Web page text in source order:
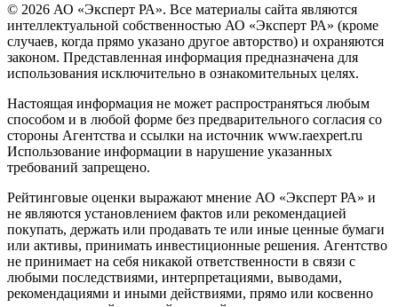
© 2026 АО «Эксперт РА». Все материалы сайта являются
интеллектуальной собственностью АО «Эксперт РА» (кроме
случаев, когда прямо указано другое авторство) и охраняются
законом. Представленная информация предназначена для
использования исключительно в ознакомительных целях.
Настоящая информация не может распространяться любым
способом и в любой форме без предварительного согласия со
стороны Агентства и ссылки на источник www.raexpert.ru
Использование информации в нарушение указанных
требований запрещено.
Рейтинговые оценки выражают мнение АО «Эксперт РА» и
не являются установлением фактов или рекомендацией
покупать, держать или продавать те или иные ценные бумаги
или активы, принимать инвестиционные решения. Агентство
не принимает на себя никакой ответственности в связи с
любыми последствиями, интерпретациями, выводами,
рекомендациями и иными действиями, прямо или косвенно